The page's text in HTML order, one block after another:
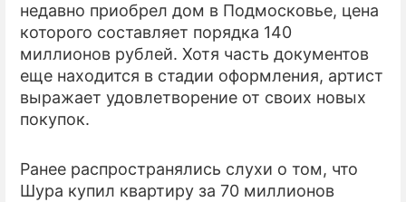
недавно приобрел дом в Подмосковье, цена
которого составляет порядка 140
миллионов рублей. Хотя часть документов
еще находится в стадии оформления, артист
выражает удовлетворение от своих новых
покупок.
Ранее распространялись слухи о том, что
Шура купил квартиру за 70 миллионов